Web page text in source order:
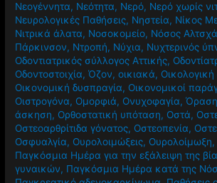
Νεογέννητα, Νεότητα, Νερό, Νερό χωρίς
Νευρολογικές Παθήσεις, Νηστεία, Νίκος
Νιτρικά άλατα, Νοσοκομείο, Νόσος
Πάρκινσον, Ντροπή, Νύχια, Νυχτερινός
Οδοντιατρικός σύλλογος Αττικής,
Οδοντοστοιχία,Όζον,οικιακά,
Οικονομική δυσπραγία, Οικονομικοί
Οιστρογόνα, Ομορφιά, Ονυχοφαγία,Όραση
άσκηση, Ορθοστατική υπόταση, Οστά,
Οστεοαρθρίτιδα γόνατος, Οστεοπενία,
Οσφυαλγία, Ουρολοιμώξεις, Ουρολοίμωξη,
Παγκόσμια Ημέρα για την εξάλειψη της
γυναικών, Παγκόσμια Ημέρα κατά της